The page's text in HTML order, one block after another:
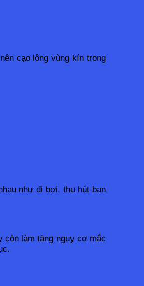
cạo lông vùng kín trong
như đi bơi, thu hút bạn
còn làm tăng nguy cơ mắc